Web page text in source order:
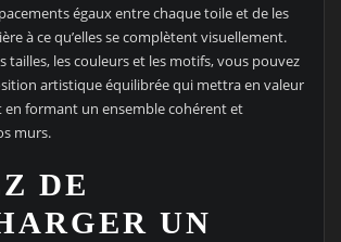
égaux entre chaque toile et de les
à ce qu’elles se complètent visuellement.
tailles, les couleurs et les motifs, vous pouvez
artistique équilibrée qui mettra en valeur
formant un ensemble cohérent et
murs.
DE
UN